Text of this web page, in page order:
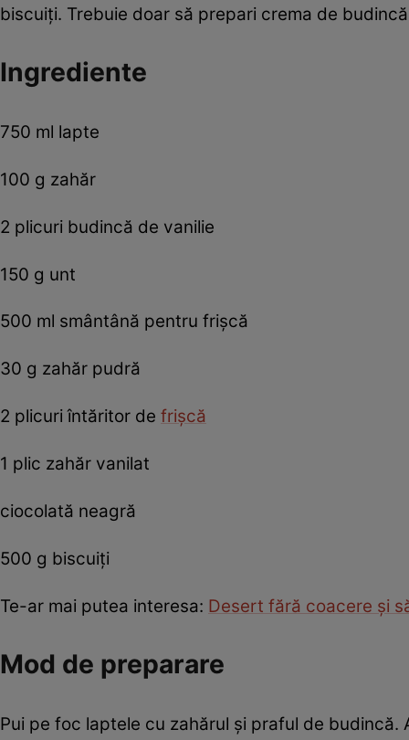
biscuiţi. Trebuie doar să prepari crema de
Ingrediente
750 ml lapte
100 g zahăr
2 plicuri budincă de vanilie
150 g unt
500 ml smântână pentru frişcă
30 g zahăr pudră
2 plicuri întăritor de frişcă
1 plic zahăr vanilat
ciocolată neagră
500 g biscuiţi
Te-ar mai putea interesa: Desert fără coacere şi
Mod de preparare
Pui pe foc laptele cu zahărul și praful de